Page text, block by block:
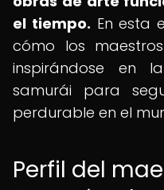
el tiempo. En esta
cómo los
inspirándose en
samurái para
perdurable en el
Perfil del